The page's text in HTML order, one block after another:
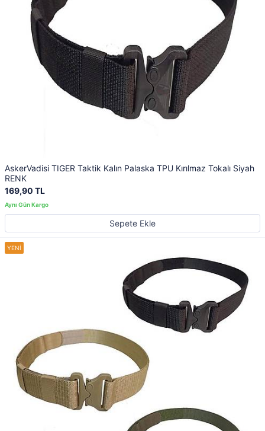
AskerVadisi TIGER Taktik Kalın Palaska TPU Kırılmaz Tokalı Siyah
RENK
169,90 TL
Sepete Ekle